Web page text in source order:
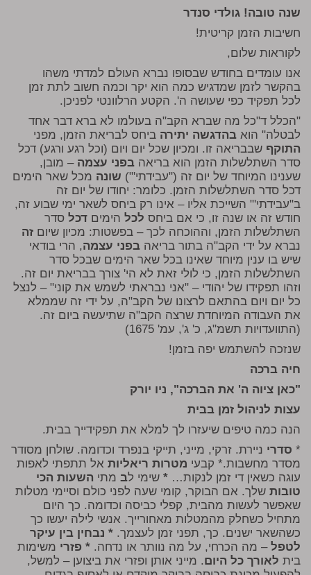
שנה טובה! גולדי סנדר
חשיבות הזמן קריטית!
לקוראות שלום,
אנו עומדים בחודש שבסופו נברא העולם למדתי משהו
בהקשר לזמן שמדגיש כמה הוא יקר וכמה חשוב לתת זמן
לכל תפקיד כפי שעושה ה'. הקטע הרלוונטי לפניכן.
"הכלל ד"כל מה שברא הקב"ה בעולמו לא ברא דבר אחד
לבטלה" הוא בהדגשה יתירה ביחס לבריאת הזמן, מפני
התוקף שבבריאה זו. ומכיון שכל יום ויום (וכל רגע ורגע) דכל
סדר השתלשלות הזמן הוא בריאה בפני עצמה – מובן,
שענינו המיוחד של יום זה ("עבידתי'") שונה מכל שאר הימים
דכל סדר השתלשלות הזמן. כלומר: יחודו של יום זה
ב"עבידתי'" השייכת אליו – אינו רק ביחס לשאר ימי שבוע זה,
חודש זה או שנה זו, כי אם ביחס לכל הימים דכל סדר
השתלשלות הזמן, וההוכחה לכך – בפשטות: מכיון שיום זה
נברא על ידי הקב"ה בתור בריאה בפני עצמה, הרי בודאי
שיש בו ענין מיוחד שאינו בכל שאר הימים שבכל סדר
השתלשלות הזמן, כי לולי זאת לא הי' צורך בבריאת יום זה.
וזהו תפקידו של יהודי – "אני נבראתי לשמש את קוני" – לנצל
כל יום ויום בהתאם לרצונו של הקב"ה, על ידי זה שממלא
את העבודה המיוחדת שרצה הקב"ה שתיעשה ביום זה.
(התוועדויות תשמ"ג, כ' ג', עמ' 1675)
שנזכה להשתמש יפה בזמן!
חיה ברכה
"כאן ציוה ה' את הברכה", ניו יורק
עצות לניהול זמן בבית
הנה כמה טיפים שיעזרו לך למלא את תפקידייך בבית.
* סדרי ניירת. זרקי, מייני, תייקי בנפרד וכדומה. שולחן מסודר
מסדר מחשבות.* קבעי מטרות ריאליות אל תתפתי לאפות
עוגה כשאין די זמן לנקות… * שימי לב מתי השעות הכי
טובות שלך. אם הבוקר, קומי שעה לפני כולם וסיימי מטלות
שאפשר לעשות מהבית, קפלי כביסה וכדומה. כך היום
מתחיל כשחלק מהמטלות מאחורייך. אנשי לילה יעשו כך
כשהשאר ישנים. כך, תפני זמן לעצמך. * נבחין בין עיקר
לטפל – מה הכרחי, על מה נוותר או נדחה. * פזרי משימות
בית לאורך כל היום. מייני אותן ופזרי את ביצוען – למשל,